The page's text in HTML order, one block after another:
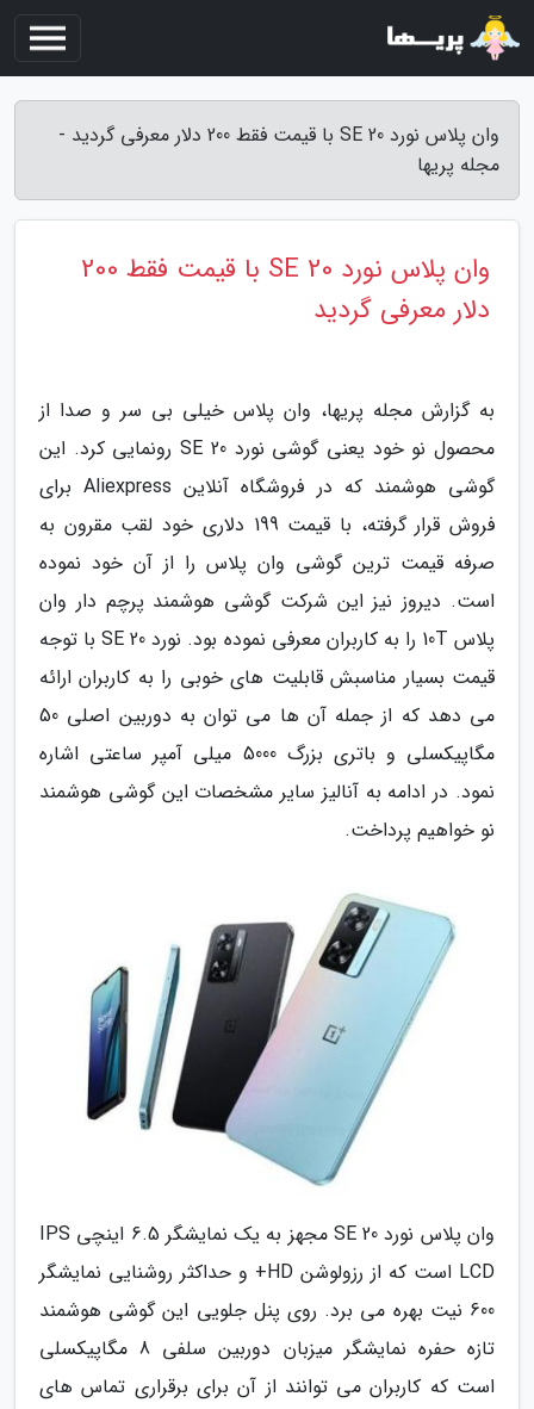
وان پلاس نورد SE 20 با قیمت فقط 200 دلار معرفی گردید -
مجله پریها
وان پلاس نورد SE 20 با قیمت فقط 200
دلار معرفی گردید
به گزارش مجله پریها، وان پلاس خیلی بی سر و صدا از
محصول نو خود یعنی گوشی نورد 20 SE رونمایی کرد. این
گوشی هوشمند که در فروشگاه آنلاین Aliexpress برای
فروش قرار گرفته، با قیمت 199 دلاری خود لقب مقرون به
صرفه قیمت ترین گوشی وان پلاس را از آن خود نموده
است. دیروز نیز این شرکت گوشی هوشمند پرچم دار وان
پلاس 10T را به کاربران معرفی نموده بود. نورد 20 SE با توجه
قیمت بسیار مناسبش قابلیت های خوبی را به کاربران ارائه
می دهد که از جمله آن ها می توان به دوربین اصلی 50
مگاپیکسلی و باتری بزرگ 5000 میلی آمپر ساعتی اشاره
نمود. در ادامه به آنالیز سایر مشخصات این گوشی هوشمند
نو خواهیم پرداخت.
وان پلاس نورد 20 SE مجهز به یک نمایشگر 6.5 اینچی IPS
LCD است که از رزولوشن HD+ و حداکثر روشنایی نمایشگر
600 نیت بهره می برد. روی پنل جلویی این گوشی هوشمند
تازه حفره نمایشگر میزبان دوربین سلفی 8 مگاپیکسلی
است که کاربران می توانند از آن برای برقراری تماس های